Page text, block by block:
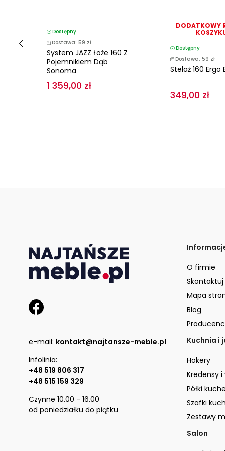
Dostępny
Dostawa: 59 zł
System JAZZ Łoże 160 Z
Pojemnikiem Dąb
Sonoma
1 359,00 zł
DODATKOWY
Dostępny
Dostawa: 59 zł
Stelaż 160 Ergo
349,00 zł
e-mail: kontakt@najtansze-meble.pl
Infolinia:
+48 519 806 317
+48 515 159 329
Czynne 10.00 - 16.00
od poniedziałku do piątku
O firmie
Mapa
Blog
Kuchnia i
Hokery
Kredensy
Półki
Szafki
Zestawy
Salon